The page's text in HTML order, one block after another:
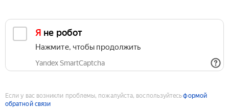
Я не робот
Нажмите, чтобы продолжить
Yandex SmartCaptcha
Если у вас возникли проблемы, пожалуйста, воспользуйтесьформой
обратной связи